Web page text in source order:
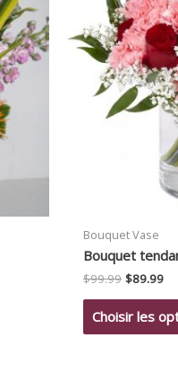
Bouquet Vase
Bouquet
$99.99 Le
initial
était :
$99.99.
$89.99Le
Choisir les